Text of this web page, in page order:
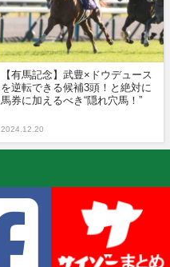
【有馬記念】武豊×ドウデュース
を逆転できる候補3頭！と絶対に
馬券に加えるべき“隠れ穴馬！”
2024.12.20